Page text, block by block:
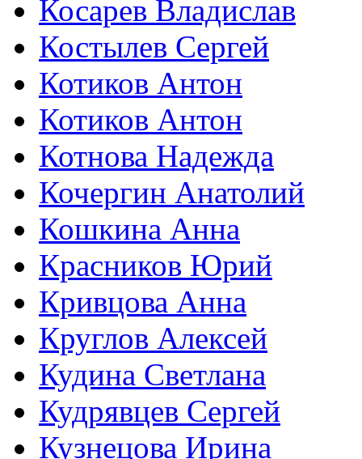
Косарев Владислав
Костылев Сергей
Котиков Антон
Котиков Антон
Котнова Надежда
Кочергин Анатолий
Кошкина Анна
Красников Юрий
Кривцова Анна
Круглов Алексей
Кудина Светлана
Кудрявцев Сергей
Кузнецова Ирина